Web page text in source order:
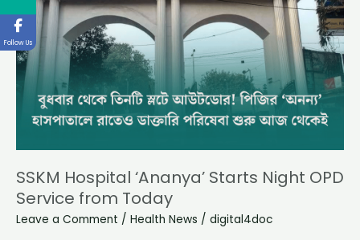
SSKM Hospital ‘Ananya’ Starts Night OPD
Service from Today
Leave a Comment / Health News / digital4doc
Starts
Night
OPD
Service
from
Today
Follow Us